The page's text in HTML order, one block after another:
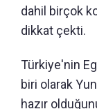
dahil birçok
dikkat çekti.
Türkiye'nin
biri olarak
hazır